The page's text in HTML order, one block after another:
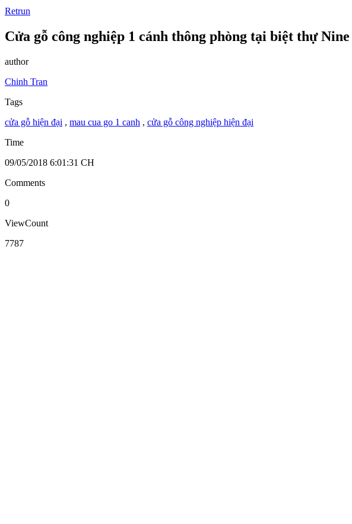
Retrun
Cửa gỗ công nghiệp 1 cánh thông phòng tại biệt thự
author
Chinh Tran
Tags
cửa gỗ hiện đại , mau cua go 1 canh , cửa gỗ công nghiệp hiện đại
Time
09/05/2018 6:01:31 CH
Comments
0
ViewCount
7787